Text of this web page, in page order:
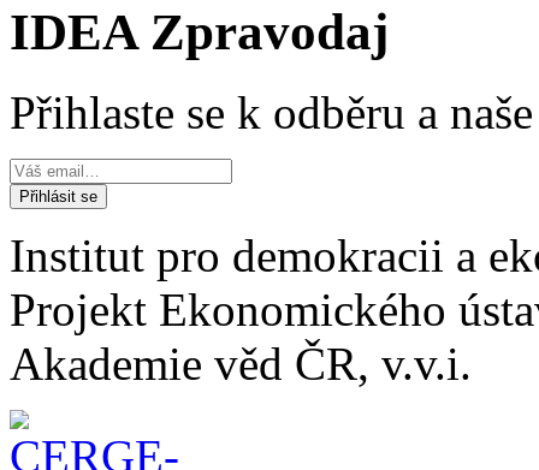
IDEA Zpravodaj
Přihlaste se k odběru a
Institut pro demokracii a
Projekt Ekonomického
Akademie věd ČR, v.v.i.